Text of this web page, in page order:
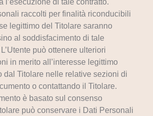
raccolti per finalità riconducibili
legittimo del Titolare saranno
al soddisfacimento di tale
può ottenere ulteriori
in merito all’interesse legittimo
dal Titolare nelle relative sezioni di
o contattando il Titolare.
è basato sul consenso
può conservare i Dati Personali